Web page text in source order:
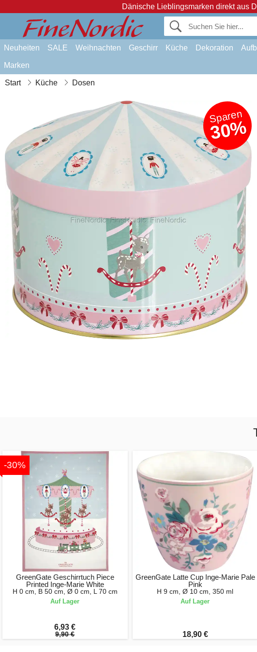
Dänische Lieblingsmarken direkt aus
Neuheiten SALE Weihnachten Geschirr Küche Dekoration
Marken
Start Küche Dosen
Sparen
30%
-30%
GreenGate Geschirrtuch Piece
Printed Inge-Marie White
H 0 cm, B 50 cm, Ø 0 cm, L 70 cm
Auf Lager
6,93 €
9,90 €
GreenGate Latte Cup Inge-Marie Pale
Pink
H 9 cm, Ø 10 cm, 350 ml
Auf Lager
18,90 €